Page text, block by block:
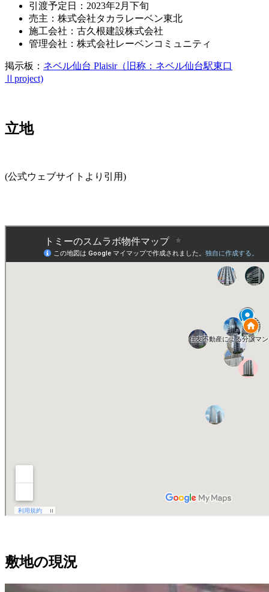
引渡予定日：2023年2月下旬
売主：株式会社タカラレーベン東北
施工会社：古久根建設株式会社
管理会社：株式会社レーベンコミュニティ
掲示板： ネベル仙台 Plaisir（旧称：ネベル仙台駅東口
Ⅱproject)
立地
(公式ウェブサイトより引用)
敷地の現況